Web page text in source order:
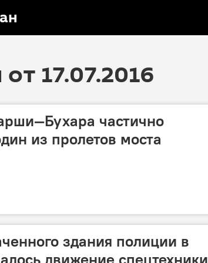
17.07.2016
частично
из пролетов моста
здания полиции в